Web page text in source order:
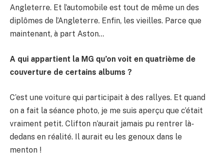
Angleterre. Et l’automobile est tout de même un des
diplômes de l’Angleterre. Enfin, les vieilles. Parce que
maintenant, à part Aston…
A qui appartient la MG qu’on voit en quatrième de
couverture de certains albums ?
C’est une voiture qui participait à des rallyes. Et quand
on a fait la séance photo, je me suis aperçu que c’était
vraiment petit. Clifton n’aurait jamais pu rentrer là-
dedans en réalité. Il aurait eu les genoux dans le
menton !